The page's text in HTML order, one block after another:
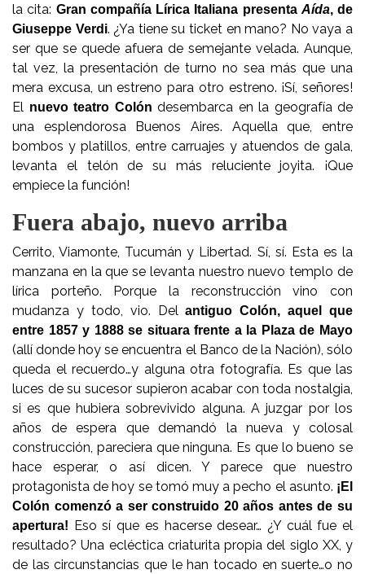
la cita: Gran compañía Lírica Italiana presenta Aída, de
Giuseppe Verdi. ¿Ya tiene su ticket en mano? No vaya a
ser que se quede afuera de semejante velada. Aunque,
tal vez, la presentación de turno no sea más que una
mera excusa, un estreno para otro estreno. ¡Sí, señores!
El nuevo teatro Colón desembarca en la geografía de
una esplendorosa Buenos Aires. Aquella que, entre
bombos y platillos, entre carruajes y atuendos de gala,
levanta el telón de su más reluciente joyita. ¡Que
empiece la función!
Fuera abajo, nuevo arriba
Cerrito, Viamonte, Tucumán y Libertad. Sí, sí. Esta es la
manzana en la que se levanta nuestro nuevo templo de
lírica porteño. Porque la reconstrucción vino con
mudanza y todo, vio. Delantiguo Colón, aquel que
entre 1857 y 1888 se situara frente a la Plaza de Mayo
(allí donde hoy se encuentra el Banco de la Nación), sólo
queda el recuerdo…y alguna otra fotografía. Es que las
luces de su sucesor supieron acabar con toda nostalgia,
si es que hubiera sobrevivido alguna. A juzgar por los
años de espera que demandó la nueva y colosal
construcción, pareciera que ninguna. Es que lo bueno se
hace esperar, o así dicen. Y parece que nuestro
protagonista de hoy se tomó muy a pecho el asunto. ¡El
Colón comenzó a ser construido 20 años antes de su
apertura! Eso sí que es hacerse desear… ¿Y cuál fue el
resultado? Una ecléctica criaturita propia del siglo XX, y
de las circunstancias que le han tocado en suerte…o no